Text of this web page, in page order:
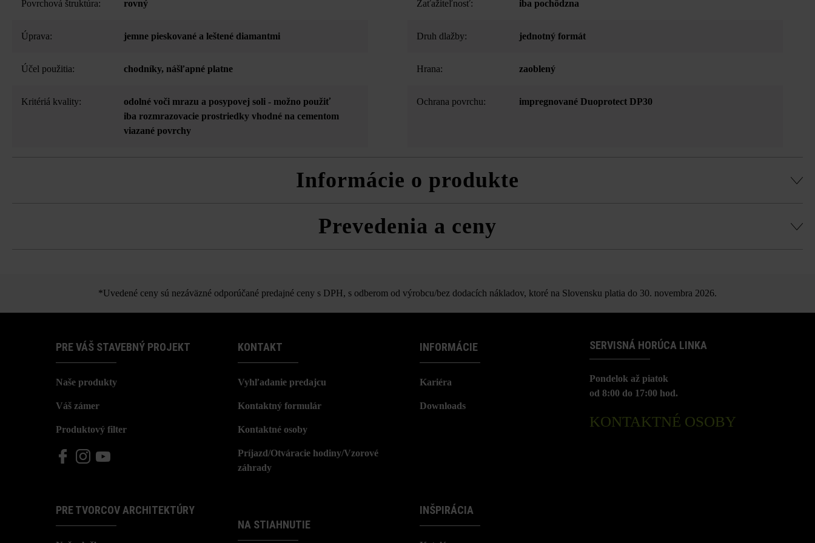
Povrchová štruktúra: rovný Zaťažiteľnosť: iba pochôdzna
Úprava: jemne pieskované a leštené diamantmi Druh dlažby: jednotný formát
Účel použitia: chodníky, nášľapné platne Hrana: zaoblený
Kritériá kvality:
odolné voči mrazu a posypovej soli - možno použiť
iba rozmrazovacie prostriedky vhodné na cementom
viazané povrchy
Ochrana povrchu: impregnované Duoprotect DP30
Informácie o produkte
Vysokoodolný betón je živý prírodný produkt. Malé vzduchové póry sa nedajú vylúčiť a patria rovnako ako tieňovania farieb, fľakaté vzory atď.
Prevedenia a ceny
*Uvedené ceny sú nezáväzné odporúčané predajné ceny s DPH, s odberom od výrobcu/bez dodacích nákladov, ktoré na Slovensku platia do 30. novembra 2026.
PRE VÁŠ STAVEBNÝ PROJEKT
Naše produkty
Váš zámer
Produktový filter
PRE TVORCOV ARCHITEKTÚRY
KONTAKT
Vyhľadanie predajcu
Kontaktný formulár
Kontaktné osoby
Príjazd/Otváracie hodiny/Vzorové
záhrady
NA STIAHNUTIE
INFORMÁCIE
Kariéra
Downloads
INŠPIRÁCIA
SERVISNÁ HORÚCA LINKA
Pondelok až piatok
od 8:00 do 17:00 hod.
KONTAKTNÉ OSOBY